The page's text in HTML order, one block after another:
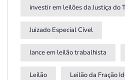
investir em leilões da Justiça do
Juizado Especial Cível
lance em leilão trabalhista
Leilão Leilão da Fração